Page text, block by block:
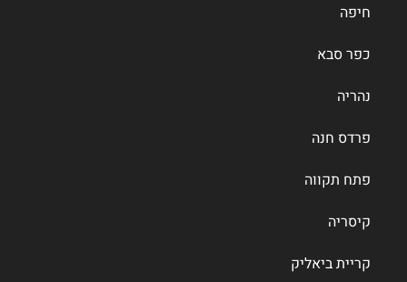
חיפה
כפר סבא
נהריה
פרדס חנה
פתח תקווה
קיסריה
קריית ביאליק